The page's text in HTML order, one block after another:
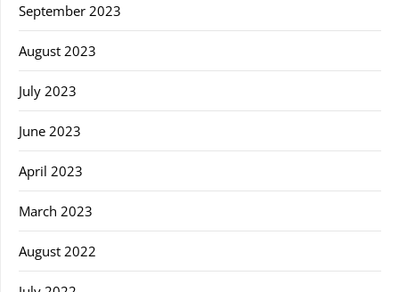
September 2023
August 2023
July 2023
June 2023
April 2023
March 2023
August 2022